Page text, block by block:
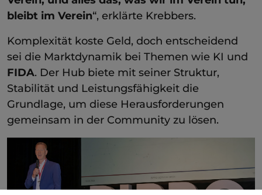
bleibt im Verein“, erklärte Krebbers.
Komplexität koste Geld, doch entscheidend
sei die Marktdynamik bei Themen wie KI und
FIDA. Der Hub biete mit seiner Struktur,
Stabilität und Leistungsfähigkeit die
Grundlage, um diese Herausforderungen
gemeinsam in der Community zu lösen.